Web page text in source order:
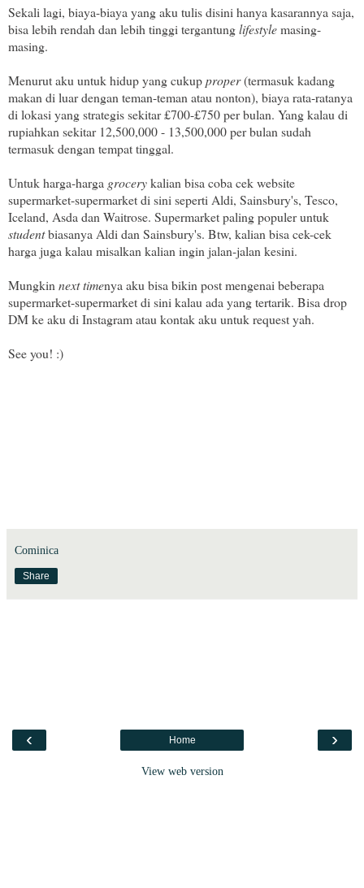
Sekali lagi, biaya-biaya yang aku tulis disini hanya kasarannya saja,
bisa lebih rendah dan lebih tinggi tergantunglifestylemasing-
masing.
Menurut aku untuk hidup yang cukupproper(termasuk kadang
makan di luar dengan teman-teman atau nonton), biaya rata-ratanya
di lokasi yang strategis sekitar £700-£750 per bulan. Yang kalau di
rupiahkan sekitar 12,500,000 - 13,500,000 per bulan sudah
termasuk dengan tempat tinggal.
Untuk harga-harga grocerykalian bisa coba cek website
supermarket-supermarket di sini seperti Aldi, Sainsbury's, Tesco,
Iceland, Asda dan Waitrose. Supermarket paling populer untuk
studentbiasanya Aldi dan Sainsbury's. Btw, kalian bisa cek-cek
harga juga kalau misalkan kalian ingin jalan-jalan kesini.
Mungkin next timenya aku bisa bikin post mengenai beberapa
supermarket-supermarket di sini kalau ada yang tertarik. Bisa drop
DM ke aku di Instagram atau kontak aku untuk request yah.
See you! :)
Cominica
Share
‹ ›
Home
View web version